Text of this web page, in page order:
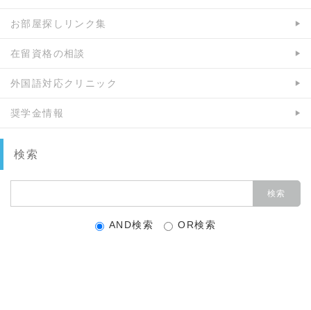
お部屋探しリンク集
在留資格の相談
外国語対応クリニック
奨学金情報
検索
AND検索 OR検索